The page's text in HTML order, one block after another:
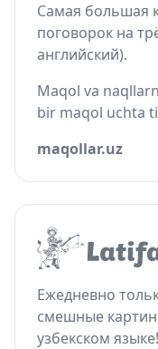
Самая большая
поговорок на
английский).
Maqol va
bir maqol uchta
maqollar.uz
Ежедневно
смешные
узбекском языке!